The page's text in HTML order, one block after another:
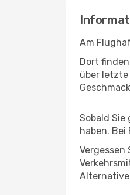
Am
Dort
über letzte
Sobald
haben.